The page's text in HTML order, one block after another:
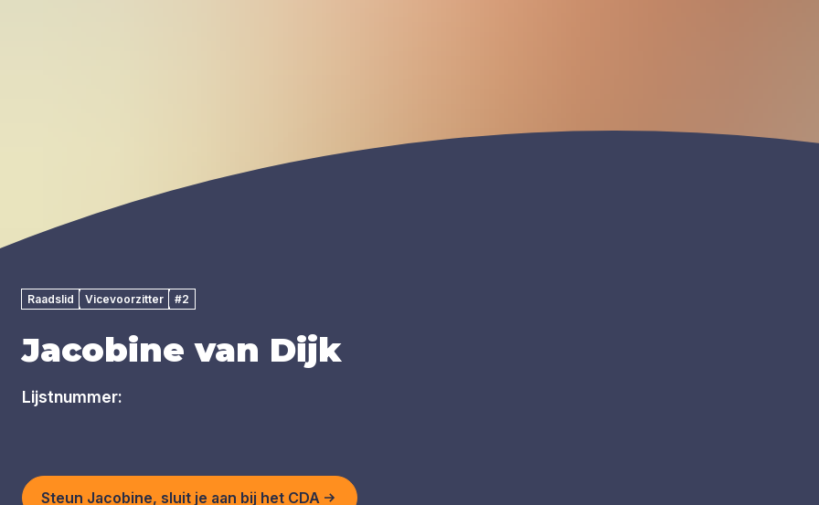
Raadslid Vicevoorzitter #2
Jacobine van Dijk
Lijstnummer:
Steun Jacobine, sluit je aan bij het CDA